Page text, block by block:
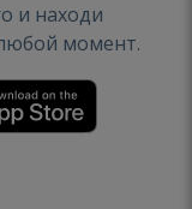
и находи
момент.